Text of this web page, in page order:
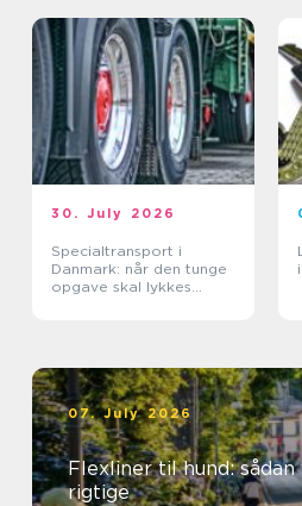
30. July 2026
Specialtransport i
Danmark: når den tunge
opgave skal lykkes
07. July 2026
Flexliner til hund:
rigtige